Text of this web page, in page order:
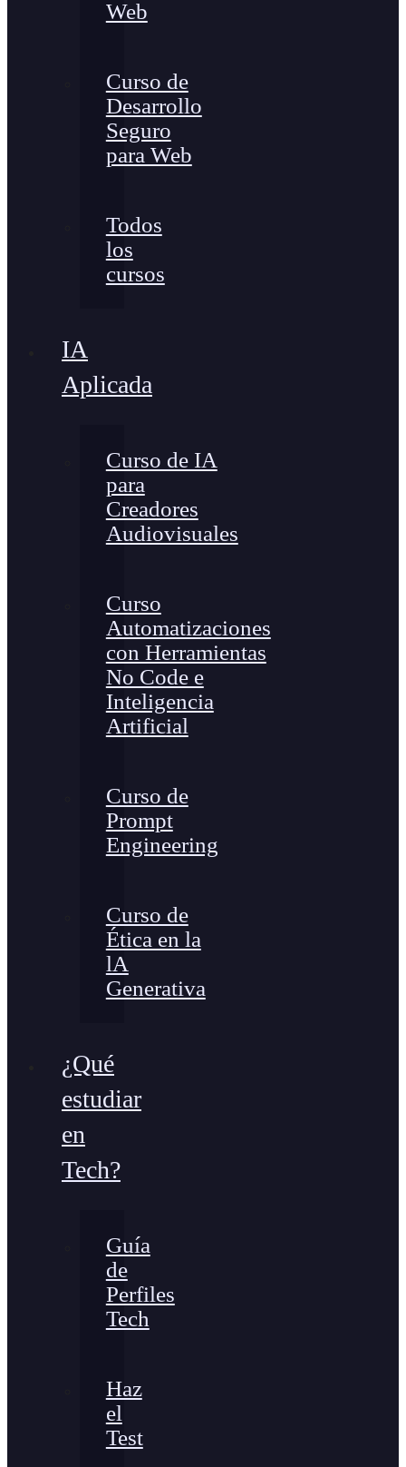
Web
Curso de
Desarrollo
Seguro
para Web
Todos
los
cursos
IA
Aplicada
Curso de IA
para
Creadores
Audiovisuales
Curso
Automatizaciones
con Herramientas
No Code e
Inteligencia
Artificial
Curso de
Prompt
Engineering
Curso de
Ética en la
lA
Generativa
¿Qué
estudiar
en
Tech?
Guía
de
Perfiles
Tech
Haz
el
Test